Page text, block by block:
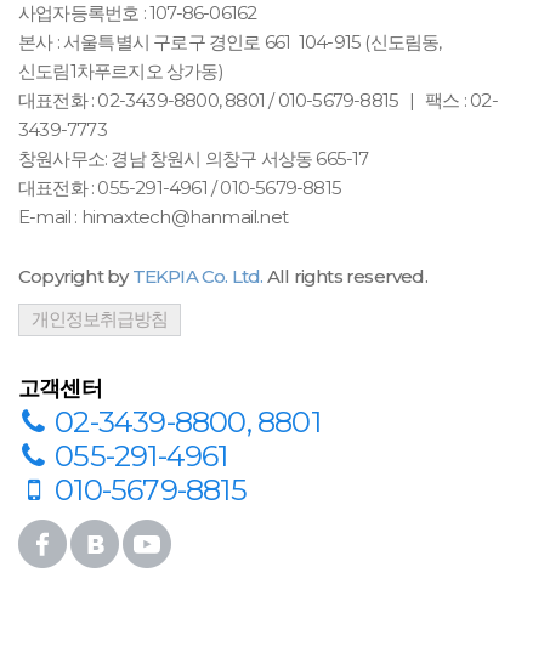
HPC60 프루브 탈거 및 장착 방법 2023-02-02
최신형 모델 출시 HMX2000 산업용 내시경 2021-05-18
사업자등록번호 : 107-86-06162
본사 : 서울특별시 구로구 경인로 661 104-915 (신도림동,
신도림1차푸르지오 상가동)
대표전화 : 02-3439-8800, 8801 / 010-5679-8815 | 팩스 : 02-
3439-7773
창원사무소: 경남 창원시 의창구 서상동 665-17
대표전화 : 055-291-4961 / 010-5679-8815
E-mail : himaxtech@hanmail.net
Copyright byTEKPIA Co. Ltd. All rights reserved.
개인정보취급방침
고객센터
02-3439-8800, 8801
055-291-4961
010-5679-8815